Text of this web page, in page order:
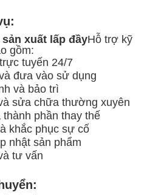
sản xuất lấp đầyHỗ trợ kỹ
gồm:
tuyến 24/7
đưa vào sử dụng
và bảo trì
sửa chữa thường xuyên
thành phần thay thế
khắc phục sự cố
nhật sản phẩm
tư vấn